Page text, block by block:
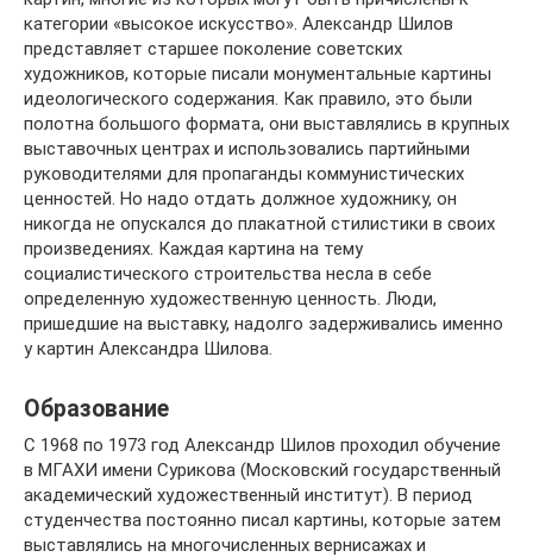
категории «высокое искусство». Александр Шилов
представляет старшее поколение советских
художников, которые писали монументальные картины
идеологического содержания. Как правило, это были
полотна большого формата, они выставлялись в крупных
выставочных центрах и использовались партийными
руководителями для пропаганды коммунистических
ценностей. Но надо отдать должное художнику, он
никогда не опускался до плакатной стилистики в своих
произведениях. Каждая картина на тему
социалистического строительства несла в себе
определенную художественную ценность. Люди,
пришедшие на выставку, надолго задерживались именно
у картин Александра Шилова.
Образование
С 1968 по 1973 год Александр Шилов проходил обучение
в МГАХИ имени Сурикова (Московский государственный
академический художественный институт). В период
студенчества постоянно писал картины, которые затем
выставлялись на многочисленных вернисажах и